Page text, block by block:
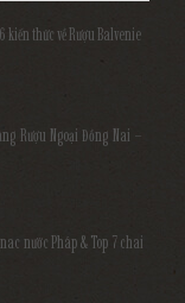
kiến thức về Rượu Balvenie
Rượu Ngoại Đồng Nai –
nước Pháp & Top 7 chai